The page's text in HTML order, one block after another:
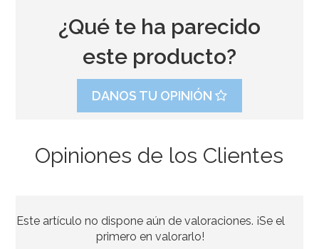
8,95€
¿Qué te ha parecido
este producto?
DANOS TU OPINIÓN
Opiniones de los Clientes
Este artículo no dispone aún de valoraciones. ¡Se el
primero en valorarlo!